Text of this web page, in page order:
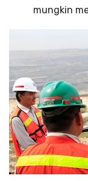
mungkin